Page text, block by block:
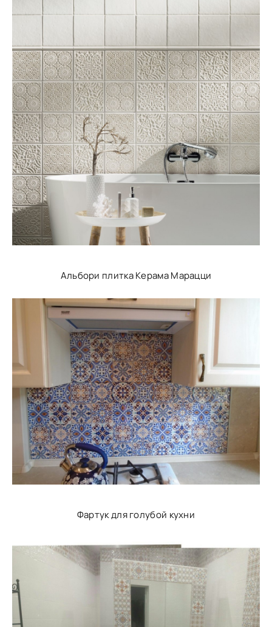
Альбори плитка Керама Марацци
Фартук для голубой кухни